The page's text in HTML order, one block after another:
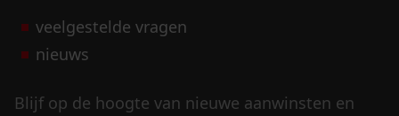
veelgestelde vragen
nieuws
Blijf op de hoogte van nieuwe aanwinsten en